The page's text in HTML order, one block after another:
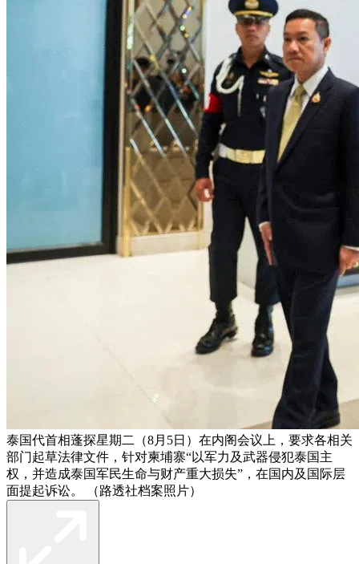
泰国代首相蓬探星期二（8月5日）在内阁会议上，要求各相关
部门起草法律文件，针对柬埔寨“以军力及武器侵犯泰国主
权，并造成泰国军民生命与财产重大损失”，在国内及国际层
面提起诉讼。 （路透社档案照片）